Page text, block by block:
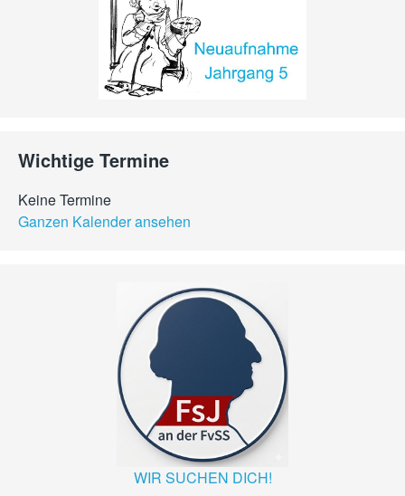
Wichtige Termine
Keine Termine
Ganzen Kalender ansehen
WIR SUCHEN DICH!